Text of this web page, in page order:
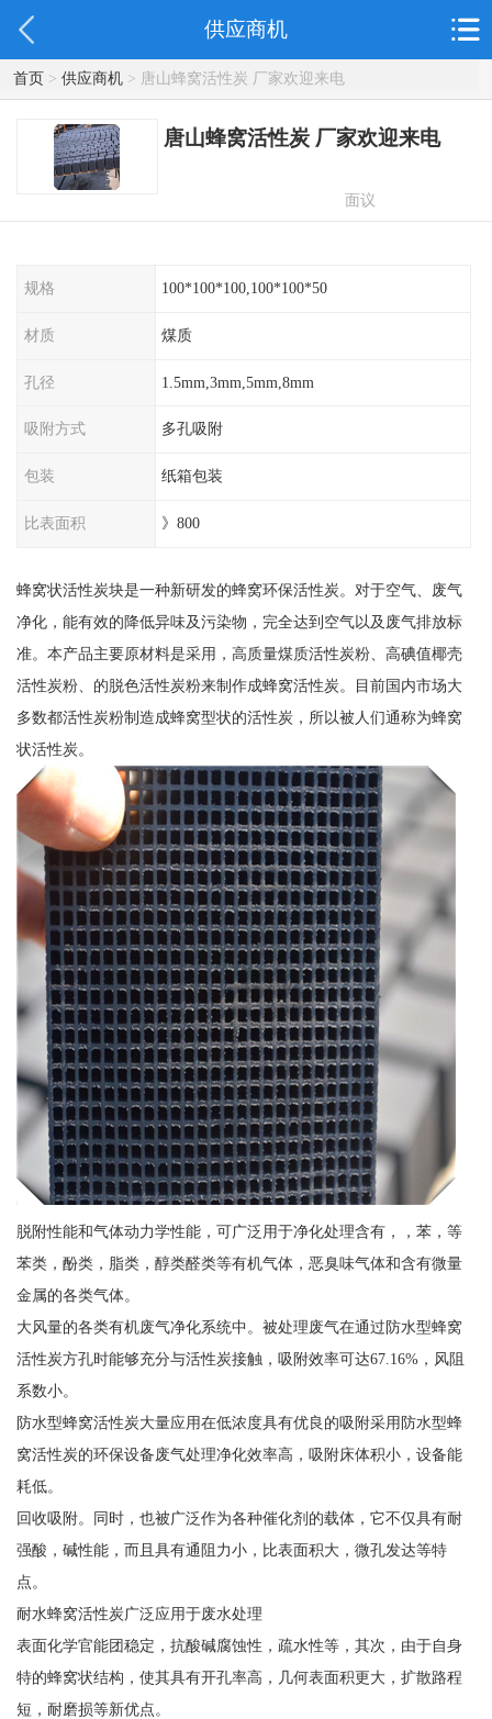
供应商机
首页> 供应商机> 唐山蜂窝活性炭 厂家欢迎来电
唐山蜂窝活性炭 厂家欢迎来电
面议
规格 100*100*100,100*100*50
材质 煤质
孔径 1.5mm,3mm,5mm,8mm
吸附方式 多孔吸附
包装 纸箱包装
比表面积 》800
蜂窝状活性炭块是一种新研发的蜂窝环保活性炭。对于空气、废气
净化，能有效的降低异味及污染物，完全达到空气以及废气排放标
准。本产品主要原材料是采用，高质量煤质活性炭粉、高碘值椰壳
活性炭粉、的脱色活性炭粉来制作成蜂窝活性炭。目前国内市场大
多数都活性炭粉制造成蜂窝型状的活性炭，所以被人们通称为蜂窝
状活性炭。
脱附性能和气体动力学性能，可广泛用于净化处理含有，，苯，等
苯类，酚类，脂类，醇类醛类等有机气体，恶臭味气体和含有微量
金属的各类气体。
大风量的各类有机废气净化系统中。被处理废气在通过防水型蜂窝
活性炭方孔时能够充分与活性炭接触，吸附效率可达67.16%，风阻
系数小。
防水型蜂窝活性炭大量应用在低浓度具有优良的吸附采用防水型蜂
窝活性炭的环保设备废气处理净化效率高，吸附床体积小，设备能
耗低。
回收吸附。同时，也被广泛作为各种催化剂的载体，它不仅具有耐
强酸，碱性能，而且具有通阻力小，比表面积大，微孔发达等特
点。
耐水蜂窝活性炭广泛应用于废水处理
表面化学官能团稳定，抗酸碱腐蚀性，疏水性等，其次，由于自身
特的蜂窝状结构，使其具有开孔率高，几何表面积更大，扩散路程
短，耐磨损等新优点。